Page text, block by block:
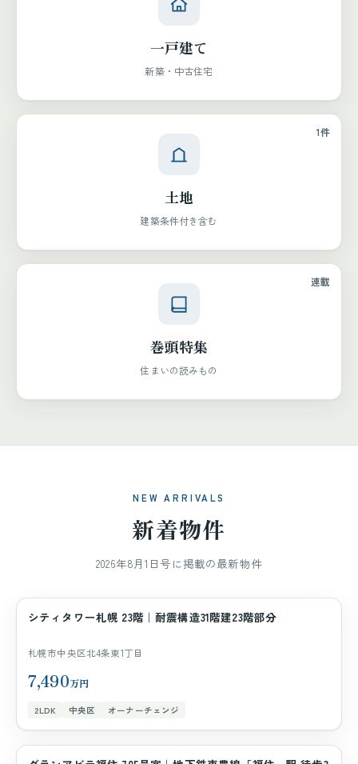
一戸建て
新築・中古住宅
1件
土地
建築条件付き含む
連載
巻頭特集
住まいの読みもの
NEW ARRIVALS
新着物件
2026年8月1日号に掲載の最新物件
マンション
シティタワー札幌 23階｜耐震構造31階建23階部分
札幌市中央区北4条東1丁目
7,490万円
2LDK 中央区 オーナーチェンジ